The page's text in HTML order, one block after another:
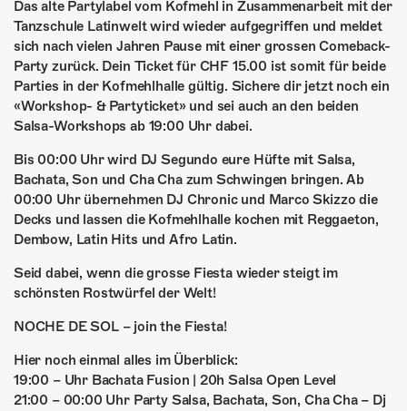
MITMACHEN
Das alte Partylabel vom Kofmehl in Zusammenarbeit mit der
Tanzschule Latinwelt wird wieder aufgegriffen und meldet
sich nach vielen Jahren Pause mit einer grossen Comeback-
Party zurück. Dein Ticket für CHF 15.00 ist somit für beide
Parties in der Kofmehlhalle gültig. Sichere dir jetzt noch ein
«Workshop- & Partyticket» und sei auch an den beiden
Salsa-Workshops ab 19:00 Uhr dabei.
Bis 00:00 Uhr wird DJ Segundo eure Hüfte mit Salsa,
Bachata, Son und Cha Cha zum Schwingen bringen. Ab
00:00 Uhr übernehmen DJ Chronic und Marco Skizzo die
Decks und lassen die Kofmehlhalle kochen mit Reggaeton,
Dembow, Latin Hits und Afro Latin.
Seid dabei, wenn die grosse Fiesta wieder steigt im
schönsten Rostwürfel der Welt!
NOCHE DE SOL – join the Fiesta!
Hier noch einmal alles im Überblick:
19:00 – Uhr Bachata Fusion | 20h Salsa Open Level
21:00 – 00:00 Uhr Party Salsa, Bachata, Son, Cha Cha – Dj